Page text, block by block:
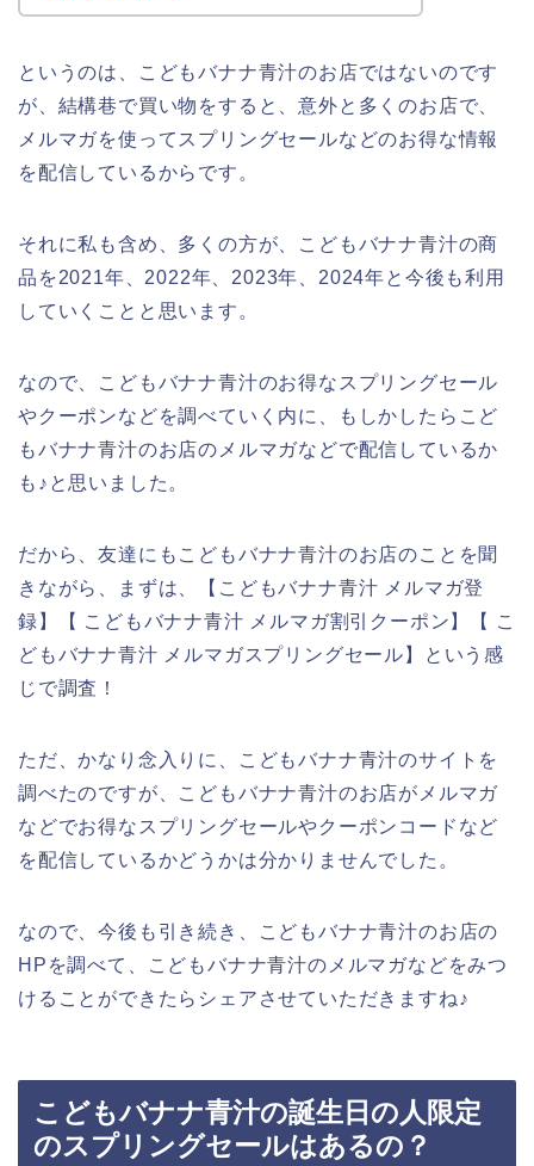
というのは、こどもバナナ青汁のお店ではないのです
が、結構巷で買い物をすると、意外と多くのお店で、
メルマガを使ってスプリングセールなどのお得な情報
を配信しているからです。
それに私も含め、多くの方が、こどもバナナ青汁の商
品を2021年、2022年、2023年、2024年と今後も利用
していくことと思います。
なので、こどもバナナ青汁のお得なスプリングセール
やクーポンなどを調べていく内に、もしかしたらこど
もバナナ青汁のお店のメルマガなどで配信しているか
も♪と思いました。
だから、友達にもこどもバナナ青汁のお店のことを聞
きながら、まずは、【こどもバナナ青汁 メルマガ登
録】【 こどもバナナ青汁 メルマガ割引クーポン】【 こ
どもバナナ青汁 メルマガスプリングセール】という感
じで調査！
ただ、かなり念入りに、こどもバナナ青汁のサイトを
調べたのですが、こどもバナナ青汁のお店がメルマガ
などでお得なスプリングセールやクーポンコードなど
を配信しているかどうかは分かりませんでした。
なので、今後も引き続き、こどもバナナ青汁のお店の
HPを調べて、こどもバナナ青汁のメルマガなどをみつ
けることができたらシェアさせていただきますね♪
こどもバナナ青汁の誕生日の人限定
のスプリングセールはあるの？